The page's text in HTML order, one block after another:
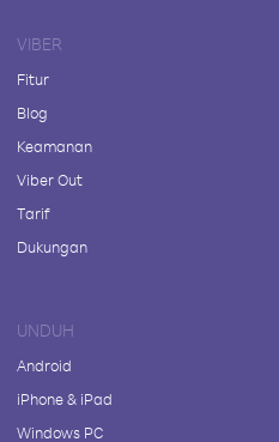
VIBER
Fitur
Blog
Keamanan
Viber Out
Tarif
Dukungan
UNDUH
Android
iPhone & iPad
Windows PC